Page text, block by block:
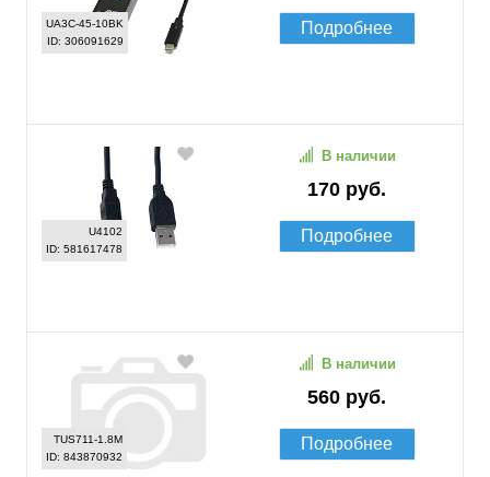
UA3C-45-10BK
ID: 306091629
Подробнее
U4102
ID: 581617478
170 руб.
В наличии
Подробнее
TUS711-1.8M
ID: 843870932
560 руб.
В наличии
Подробнее